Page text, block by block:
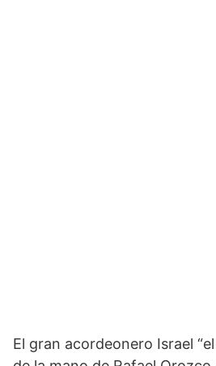
El gran acordeonero Israel